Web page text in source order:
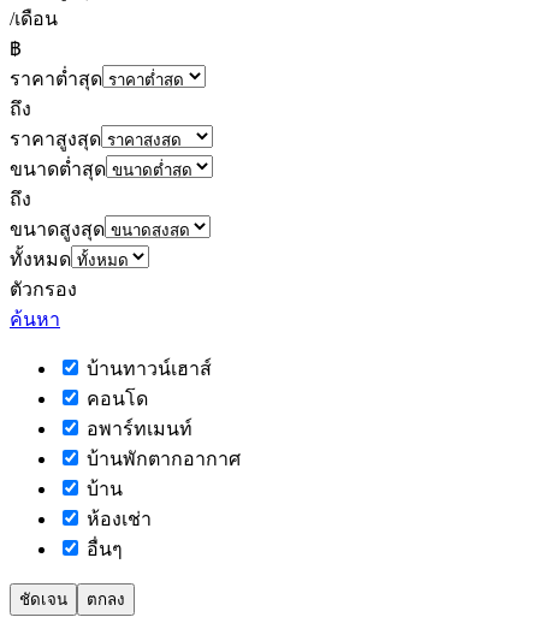
/เดือน
฿
ราคาต่ำสุด
ถึง
ราคาสูงสุด
ขนาดต่ำสุด
ถึง
ขนาดสูงสุด
ทั้งหมด
ตัวกรอง
ค้นหา
บ้านทาวน์เฮาส์
คอนโด
อพาร์ทเมนท์
บ้านพักตากอากาศ
บ้าน
ห้องเช่า
อื่นๆ
ชัดเจน ตกลง